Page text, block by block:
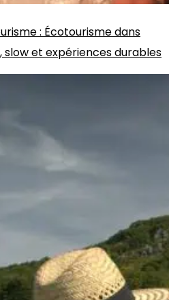
: Écotourisme dans
slow et expériences durables